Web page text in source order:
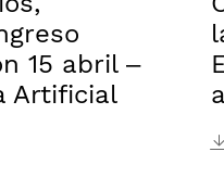
15 abril –
Artificial